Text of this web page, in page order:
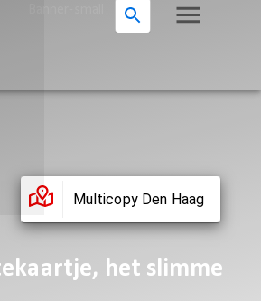
Multicopy Den Haag
het slimme